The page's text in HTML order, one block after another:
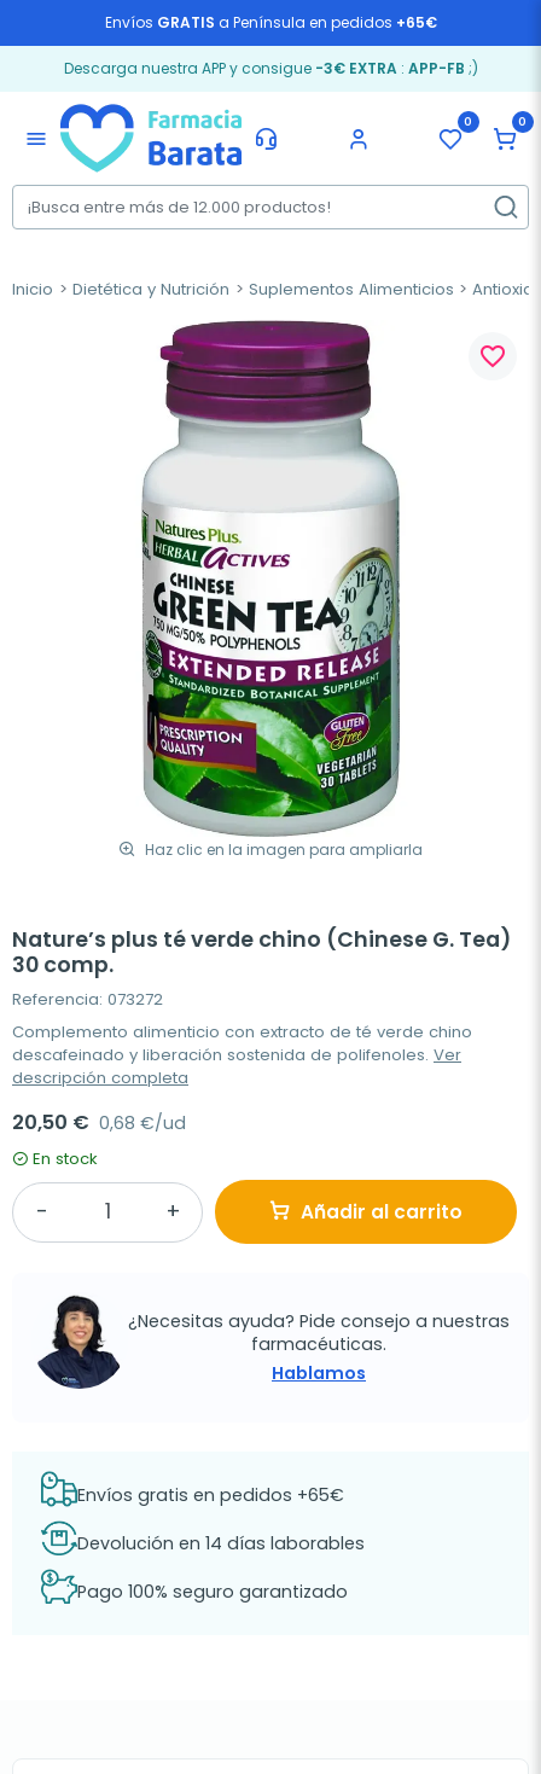
Envíos GRATIS a Península en pedidos +65€
Descarga nuestra APP y consigue -3€ EXTRA: APP-FB ;)
menu
0 0
Inicio Dietética y Nutrición Suplementos Alimenticios
Haz clic en la imagen para ampliarla
favorite_border
Nature’s plus té verde chino (Chinese G. Tea)
30 comp.
Referencia: 073272
Complemento alimenticio con extracto de té verde chino
descafeinado y liberación sostenida de polifenoles. Ver
descripción completa
20,50 € 0,68 €/ud
En stock
Añadir al carrito
¿Necesitas ayuda? Pide consejo a nuestras
farmacéuticas.
Hablamos
Envíos gratis en pedidos +65€
Devolución en 14 días laborables
Pago 100% seguro garantizado